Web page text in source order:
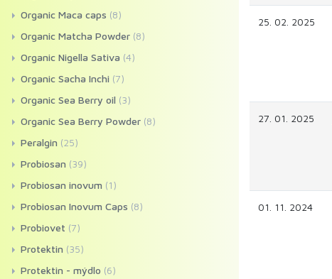
25. 02. 2025
27. 01. 2025
01. 11. 2024
Organic Maca caps (8)
Organic Matcha Powder (8)
Organic Nigella Sativa (4)
Organic Sacha Inchi (7)
Organic Sea Berry oil (3)
Organic Sea Berry Powder (8)
Peralgin (25)
Probiosan (39)
Probiosan inovum (1)
Probiosan Inovum Caps (8)
Probiovet (7)
Protektin (35)
Protektin - mýdlo (6)